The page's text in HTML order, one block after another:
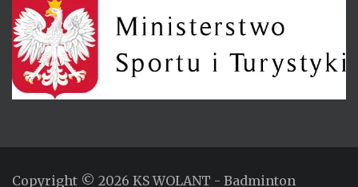
Copyright © 2026 KS WOLANT - Badminton